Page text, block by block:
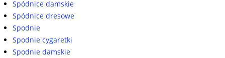
Spódnice damskie
Spódnice dresowe
Spodnie
Spodnie cygaretki
Spodnie damskie